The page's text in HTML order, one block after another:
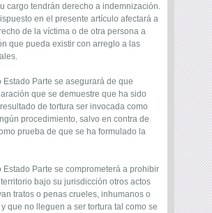
cargo tendrán derecho a indemnización.
en el presente artículo afectará a
de la víctima o de otra persona a
que pueda existir con arreglo a las
Estado Parte se asegurará de que
que se demuestre que ha sido
de tortura ser invocada como
procedimiento, salvo en contra de
prueba de que se ha formulado la
Estado Parte se comprometerá a prohibir
bajo su jurisdicción otros actos
tratos o penas crueles, inhumanos o
que no lleguen a ser tortura tal como se